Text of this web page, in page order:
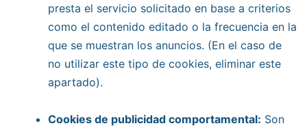
presta el servicio solicitado en base a criterios
como el contenido editado o la frecuencia en la
que se muestran los anuncios. (En el caso de
no utilizar este tipo de cookies, eliminar este
apartado).
Cookies de publicidad comportamental: Son